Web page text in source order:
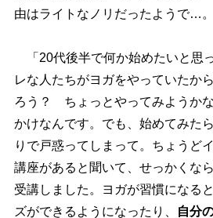
由はライトなノリだったようで…。
「20代後半で何か始めたいと思
レな人たちがヨガをやっていたか
ろう？ ちょっとやってみようか
かけなんです。でも、始めてみた
りで戸惑ってしまって。ちょうど
講座があると聞いて、せっかくな
受講しました。ヨガが習慣になる
ズができるようになったり、
自分